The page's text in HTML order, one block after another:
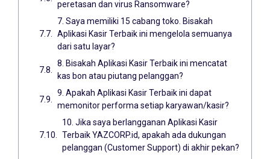
peretasan dan virus Ransomware?
7. Saya memiliki 15 cabang toko. Bisakah
Aplikasi Kasir Terbaik ini mengelola semuanya
dari satu layar?
8. Bisakah Aplikasi Kasir Terbaik ini mencatat
kas bon atau piutang pelanggan?
9. Apakah Aplikasi Kasir Terbaik ini dapat
memonitor performa setiap karyawan/kasir?
10. Jika saya berlangganan Aplikasi Kasir
Terbaik YAZCORP.id, apakah ada dukungan
pelanggan (Customer Support) di akhir pekan?